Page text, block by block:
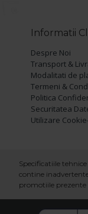
Informatii
Despre Noi
Transport &
Modalitati de
Termeni &
Politica
Securitatea
Utilizare
Specificatiile
contine
promotiile prezente